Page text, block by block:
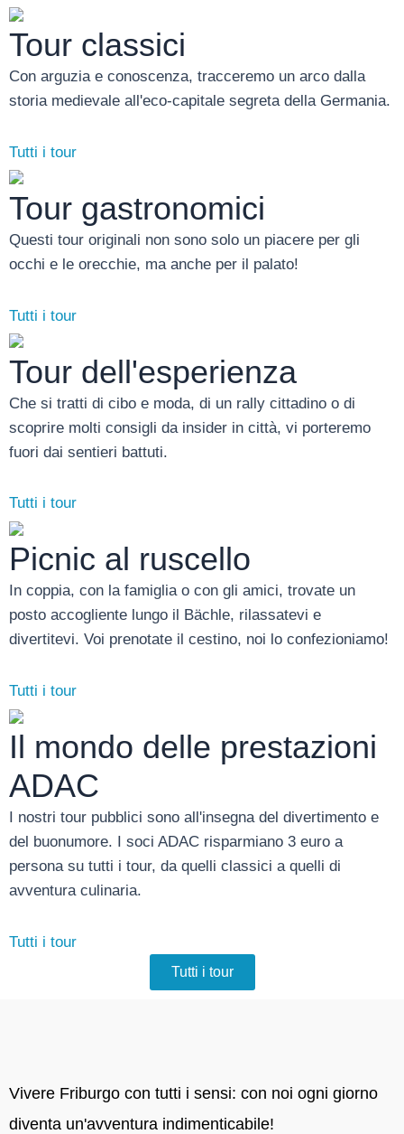
Tour classici
Con arguzia e conoscenza, tracceremo un arco dalla
storia medievale all'eco-capitale segreta della Germania.
Tutti i tour
Tour gastronomici
Questi tour originali non sono solo un piacere per gli
occhi e le orecchie, ma anche per il palato!
Tutti i tour
Tour dell'esperienza
Che si tratti di cibo e moda, di un rally cittadino o di
scoprire molti consigli da insider in città, vi porteremo
fuori dai sentieri battuti.
Tutti i tour
Picnic al ruscello
In coppia, con la famiglia o con gli amici, trovate un
posto accogliente lungo il Bächle, rilassatevi e
divertitevi. Voi prenotate il cestino, noi lo confezioniamo!
Tutti i tour
Il mondo delle prestazioni
ADAC
I nostri tour pubblici sono all'insegna del divertimento e
del buonumore. I soci ADAC risparmiano 3 euro a
persona su tutti i tour, da quelli classici a quelli di
avventura culinaria.
Tutti i tour
Tutti i tour
Vivere Friburgo con tutti i sensi: con noi ogni giorno
diventa un'avventura indimenticabile!